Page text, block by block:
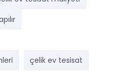
çelik ev tesisat